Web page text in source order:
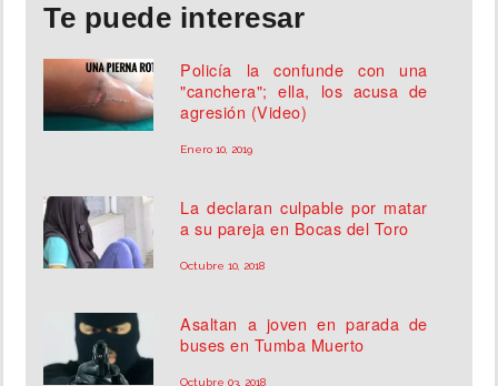
Te puede interesar
Policía la confunde con una
"canchera"; ella, los acusa de
agresión (Video)
Enero 10, 2019
La declaran culpable por matar
a su pareja en Bocas del Toro
Octubre 10, 2018
Asaltan a joven en parada de
buses en Tumba Muerto
Octubre 03, 2018